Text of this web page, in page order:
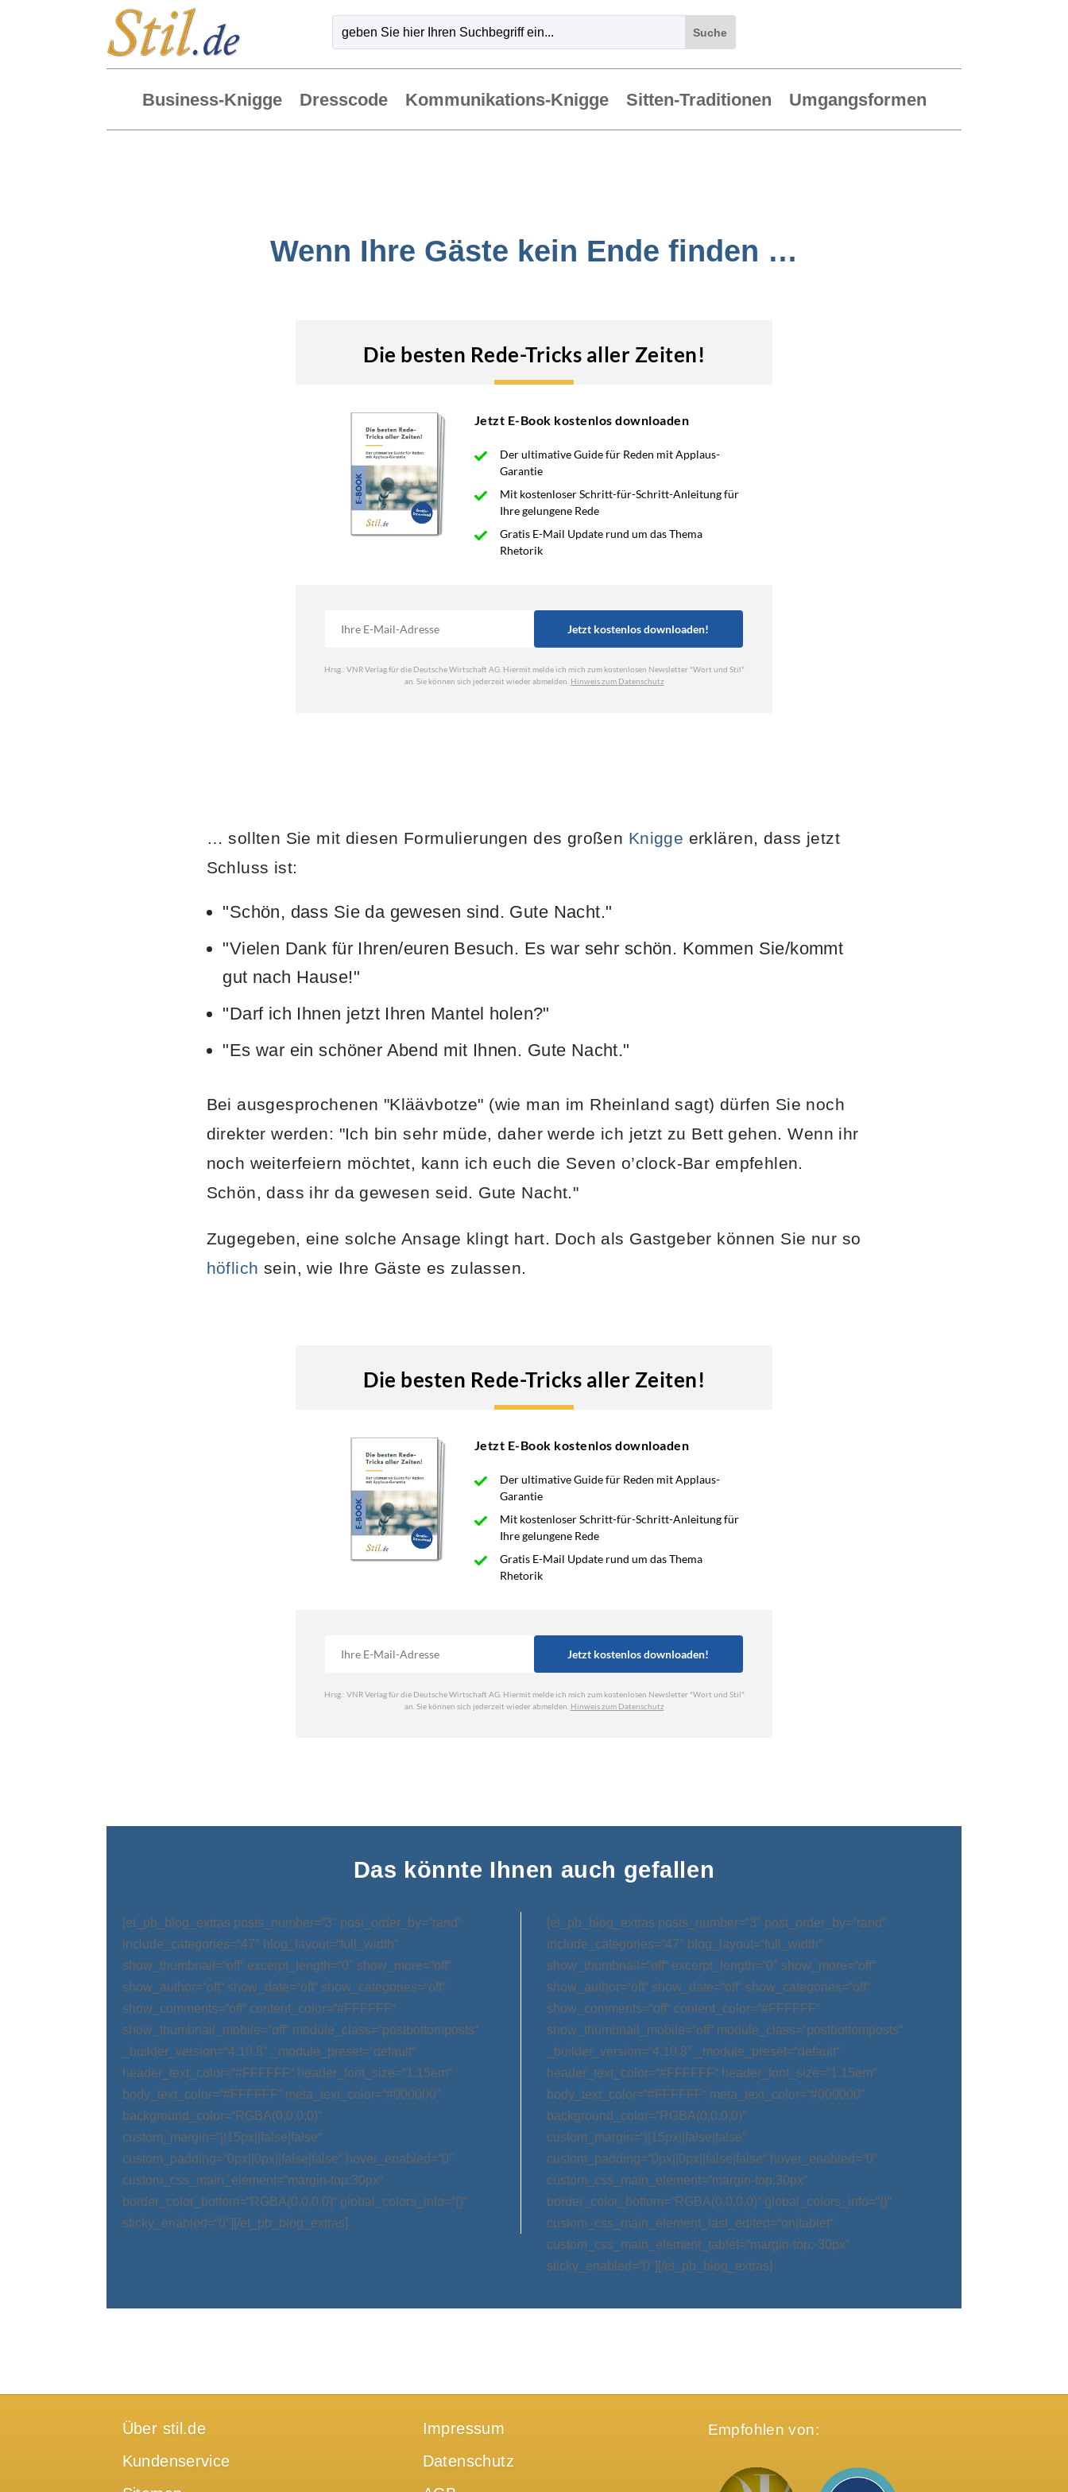
Business-Knigge Dresscode Kommunikations-Knigge Sitten-Traditionen Umgangsformen
Wenn Ihre Gäste kein Ende finden …
… sollten Sie mit diesen Formulierungen des großen Knigge erklären, dass jetzt
Schluss ist:
"Schön, dass Sie da gewesen sind. Gute Nacht."
"Vielen Dank für Ihren/euren Besuch. Es war sehr schön. Kommen Sie/kommt
gut nach Hause!"
"Darf ich Ihnen jetzt Ihren Mantel holen?"
"Es war ein schöner Abend mit Ihnen. Gute Nacht."
Bei ausgesprochenen "Kläävbotze" (wie man im Rheinland sagt) dürfen Sie noch
direkter werden: "Ich bin sehr müde, daher werde ich jetzt zu Bett gehen. Wenn ihr
noch weiterfeiern möchtet, kann ich euch die Seven o’clock-Bar empfehlen.
Schön, dass ihr da gewesen seid. Gute Nacht."
Zugegeben, eine solche Ansage klingt hart. Doch als Gastgeber können Sie nur so
höflich sein, wie Ihre Gäste es zulassen.
Das könnte Ihnen auch gefallen
[et_pb_blog_extras posts_number=“3″ post_order_by=“rand“
include_categories=“47″ blog_layout=“full_width“
show_thumbnail=“off“ excerpt_length=“0″ show_more=“off“
show_author=“off“ show_date=“off“ show_categories=“off“
show_comments=“off“ content_color=“#FFFFFF“
show_thumbnail_mobile=“off“ module_class=“postbottomposts“
_builder_version=“4.10.8″ _module_preset=“default“
header_text_color=“#FFFFFF“ header_font_size=“1.15em“
body_text_color=“#FFFFFF“ meta_text_color=“#000000″
background_color=“RGBA(0,0,0,0)“
custom_margin=“||15px||false|false“
custom_padding=“0px||0px||false|false“ hover_enabled=“0″
custom_css_main_element=“margin-top:30px“
border_color_bottom=“RGBA(0,0,0,0)“ global_colors_info=“{}“
sticky_enabled=“0″][/et_pb_blog_extras]
[et_pb_blog_extras posts_number=“3″ post_order_by=“rand“
include_categories=“47″ blog_layout=“full_width“
show_thumbnail=“off“ excerpt_length=“0″ show_more=“off“
show_author=“off“ show_date=“off“ show_categories=“off“
show_comments=“off“ content_color=“#FFFFFF“
show_thumbnail_mobile=“off“ module_class=“postbottomposts“
_builder_version=“4.10.8″ _module_preset=“default“
header_text_color=“#FFFFFF“ header_font_size=“1.15em“
body_text_color=“#FFFFFF“ meta_text_color=“#000000″
background_color=“RGBA(0,0,0,0)“
custom_margin=“||15px||false|false“
custom_padding=“0px||0px||false|false“ hover_enabled=“0″
custom_css_main_element=“margin-top:30px“
border_color_bottom=“RGBA(0,0,0,0)“ global_colors_info=“{}“
custom_css_main_element_last_edited=“on|tablet“
custom_css_main_element_tablet=“margin-top:-30px“
sticky_enabled=“0″][/et_pb_blog_extras]
Über stil.de
Kundenservice
Impressum
Datenschutz
Empfohlen von: